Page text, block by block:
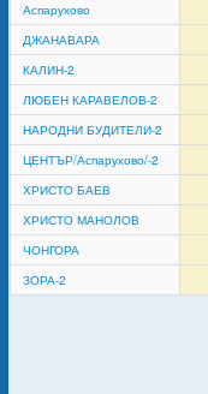
Аспарухово
ДЖАНАВАРА
КАЛИН-2
ЛЮБЕН КАРАВЕЛОВ-2
НАРОДНИ БУДИТЕЛИ-2
ЦЕНТЪР/Аспарухово/-2
ХРИСТО БАЕВ
ХРИСТО МАНОЛОВ
ЧОНГОРА
ЗОРА-2